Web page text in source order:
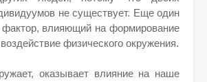
не существует. Еще один
влияющий на формирование
физического окружения.
оказывает влияние на наше